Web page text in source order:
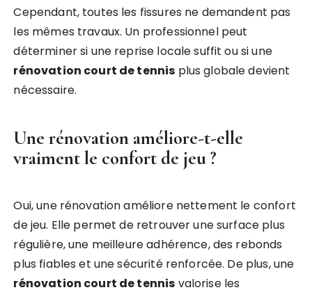
Cependant, toutes les fissures ne demandent pas
les mêmes travaux. Un professionnel peut
déterminer si une reprise locale suffit ou si une
rénovation court de tennis plus globale devient
nécessaire.
Une rénovation améliore-t-elle
vraiment le confort de jeu ?
Oui, une rénovation améliore nettement le confort
de jeu. Elle permet de retrouver une surface plus
régulière, une meilleure adhérence, des rebonds
plus fiables et une sécurité renforcée. De plus, une
rénovation court de tennis valorise les